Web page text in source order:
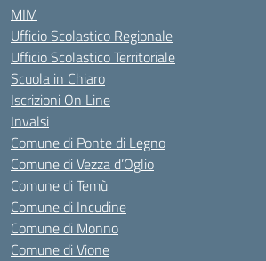
MIM
Ufficio Scolastico Regionale
Ufficio Scolastico Territoriale
Scuola in Chiaro
Iscrizioni On Line
Invalsi
Comune di Ponte di Legno
Comune di Vezza d’Oglio
Comune di Temù
Comune di Incudine
Comune di Monno
Comune di Vione